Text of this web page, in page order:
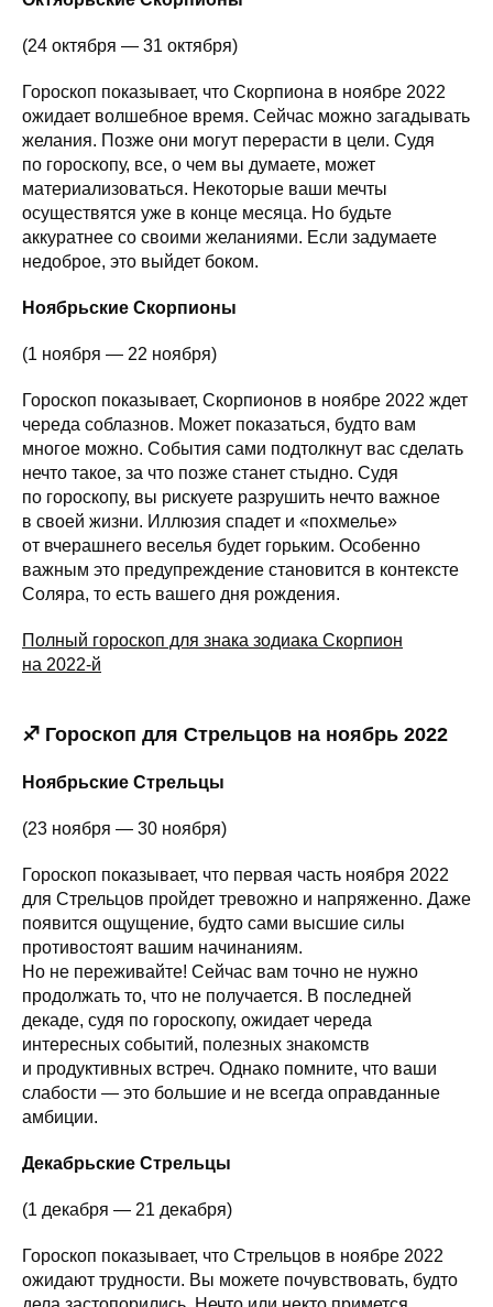
(24 октября — 31 октября)
Гороскоп показывает, что Скорпиона в ноябре 2022
ожидает волшебное время. Сейчас можно загадывать
желания. Позже они могут перерасти в цели. Судя
по гороскопу, все, о чем вы думаете, может
материализоваться. Некоторые ваши мечты
осуществятся уже в конце месяца. Но будьте
аккуратнее со своими желаниями. Если задумаете
недоброе, это выйдет боком.
Ноябрьские Скорпионы
(1 ноября — 22 ноября)
Гороскоп показывает, Скорпионов в ноябре 2022 ждет
череда соблазнов. Может показаться, будто вам
многое можно. События сами подтолкнут вас сделать
нечто такое, за что позже станет стыдно. Судя
по гороскопу, вы рискуете разрушить нечто важное
в своей жизни. Иллюзия спадет и «похмелье»
от вчерашнего веселья будет горьким. Особенно
важным это предупреждение становится в контексте
Соляра, то есть вашего дня рождения.
Полный гороскоп для знака зодиака Скорпион
на 2022-й
♐ Гороскоп для Стрельцов на ноябрь 2022
Ноябрьские Стрельцы
(23 ноября — 30 ноября)
Гороскоп показывает, что первая часть ноября 2022
для Стрельцов пройдет тревожно и напряженно. Даже
появится ощущение, будто сами высшие силы
противостоят вашим начинаниям.
Но не переживайте! Сейчас вам точно не нужно
продолжать то, что не получается. В последней
декаде, судя по гороскопу, ожидает череда
интересных событий, полезных знакомств
и продуктивных встреч. Однако помните, что ваши
слабости — это большие и не всегда оправданные
амбиции.
Декабрьские Стрельцы
(1 декабря — 21 декабря)
Гороскоп показывает, что Стрельцов в ноябре 2022
ожидают трудности. Вы можете почувствовать, будто